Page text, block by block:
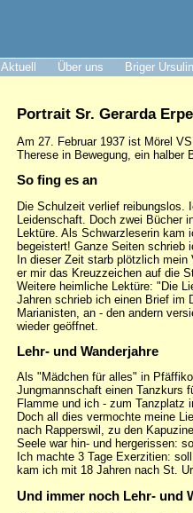
Aktuell Über uns Briger
Portrait Sr. Gerarda
Am 27. Februar 1937 ist Mörel
Therese in Bewegung, ein halber
So fing es an
Die Schulzeit verlief reibungslos.
Leidenschaft. Doch zwei Bücher
Lektüre. Als Schwarzleserin kam
begeistert! Ganze Seiten schrieb
In dieser Zeit starb plötzlich mein
er mir das Kreuzzeichen auf die
Weitere heimliche Lektüre: "Die
Jahren schrieb ich einen Brief im
Marianisten, an - den andern
wieder geöffnet.
Lehr- und Wanderjahre
Als "Mädchen für alles" in
Jungmannschaft einen Tanzkurs
Flamme und ich - zum Tanzplatz
Doch all dies vermochte meine
nach Rapperswil, zu den
Seele war hin- und hergerissen:
Ich machte 3 Tage Exerzitien:
kam ich mit 18 Jahren nach St.
Und immer noch Lehr- und